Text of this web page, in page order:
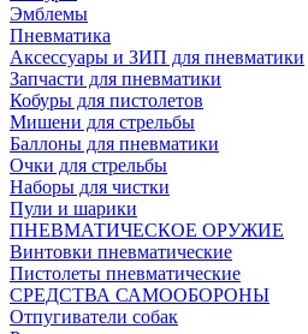
Эмблемы
Пневматика
Аксессуары и ЗИП для пневматики
Запчасти для пневматики
Кобуры для пистолетов
Мишени для стрельбы
Баллоны для пневматики
Очки для стрельбы
Наборы для чистки
Пули и шарики
ПНЕВМАТИЧЕСКОЕ ОРУЖИЕ
Винтовки пневматические
Пистолеты пневматические
СРЕДСТВА САМООБОРОНЫ
Отпугиватели собак